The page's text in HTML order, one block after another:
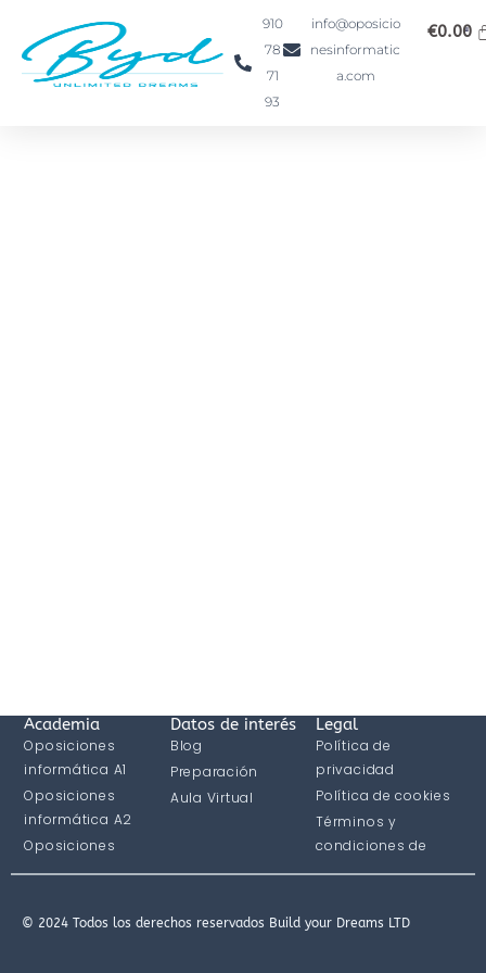
contenido
910
78
71
93
info@oposicio
nesinformatic
a.com
€0.00
Academia
Oposiciones
informática A1
Oposiciones
informática A2
Oposiciones
informática C1
Datos de interés
Blog
Preparación
Aula Virtual
Legal
Política de
privacidad
Política de cookies
Términos y
condiciones de
compra
© 2024 Todos los derechos reservados Build your Dreams LTD